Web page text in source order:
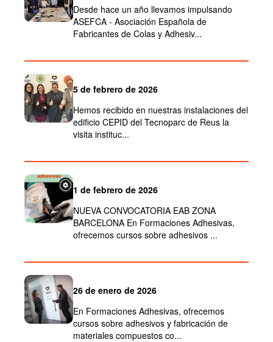
Desde hace un año llevamos impulsando
ASEFCA - Asociación Española de
Fabricantes de Colas y Adhesiv...
5 de febrero de 2026
Hemos recibido en nuestras instalaciones del
edificio CEPID del Tecnoparc de Reus la
visita instituc...
1 de febrero de 2026
NUEVA CONVOCATORIA EAB ZONA
BARCELONA En Formaciones Adhesivas,
ofrecemos cursos sobre adhesivos ...
26 de enero de 2026
En Formaciones Adhesivas, ofrecemos
cursos sobre adhesivos y fabricación de
materiales compuestos co...